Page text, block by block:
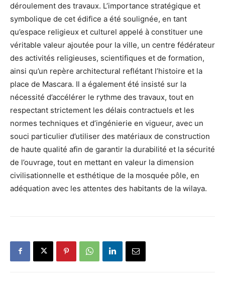
déroulement des travaux. L’importance stratégique et
symbolique de cet édifice a été soulignée, en tant
qu’espace religieux et culturel appelé à constituer une
véritable valeur ajoutée pour la ville, un centre fédérateur
des activités religieuses, scientifiques et de formation,
ainsi qu’un repère architectural reflétant l’histoire et la
place de Mascara. Il a également été insisté sur la
nécessité d’accélérer le rythme des travaux, tout en
respectant strictement les délais contractuels et les
normes techniques et d’ingénierie en vigueur, avec un
souci particulier d’utiliser des matériaux de construction
de haute qualité afin de garantir la durabilité et la sécurité
de l’ouvrage, tout en mettant en valeur la dimension
civilisationnelle et esthétique de la mosquée pôle, en
adéquation avec les attentes des habitants de la wilaya.